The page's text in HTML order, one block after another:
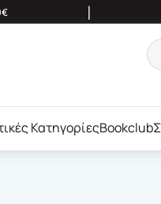
|
ΚατηγορίεςBookclub